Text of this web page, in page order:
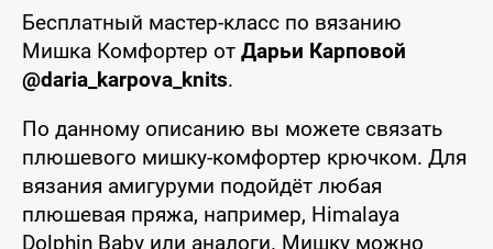
Бесплатный мастер-класс по вязанию
Мишка Комфортер от Дарьи Карповой
@daria_karpova_knits.
По данному описанию вы можете связать
плюшевого мишку-комфортер крючком. Для
вязания амигуруми подойдёт любая
плюшевая пряжа, например, Himalaya
Dolphin Baby или аналоги. Мишку можно